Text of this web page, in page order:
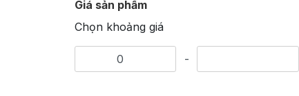
Giá sản phẩm
Chọn khoảng giá
-